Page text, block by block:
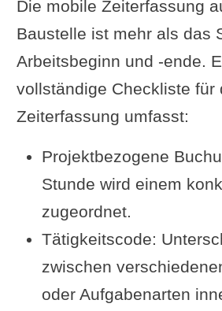
Die mobile Zeiterfassung
Baustelle ist mehr als das
Arbeitsbeginn und -ende.
vollständige Checkliste für
Zeiterfassung umfasst:
Projektbezogene
Stunde wird einem
zugeordnet.
Tätigkeitscode:
zwischen
oder Aufgabenarten